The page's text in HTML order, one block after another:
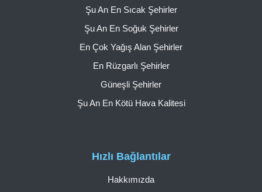
Hızlı Bağlantılar
Hakkımızda
Şu An En Sıcak Şehirler
Şu An En Soğuk Şehirler
En Çok Yağış Alan Şehirler
En Rüzgarlı Şehirler
Güneşli Şehirler
Şu An En Kötü Hava Kalitesi